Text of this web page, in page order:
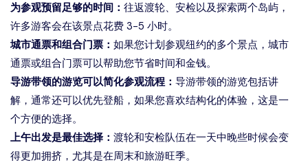
为参观预留足够的时间： 往返渡轮、安检以及探索两个岛屿，
许多游客会在该景点花费 3-5 小时。
城市通票和组合门票： 如果您计划参观纽约的多个景点，城市
通票或组合门票可以帮助您节省时间和金钱。
导游带领的游览可以简化参观流程： 导游带领的游览包括讲
解，通常还可以优先登船，如果您喜欢结构化的体验，这是一
个方便的选择。
上午出发是最佳选择： 渡轮和安检队伍在一天中晚些时候会变
得更加拥挤，尤其是在周末和旅游旺季。